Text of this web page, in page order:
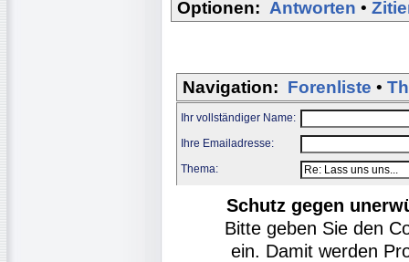
Optionen: Antworten •
Navigation: Forenliste •
Ihr vollständiger Name:
Ihre Emailadresse:
Thema:
Schutz gegen
Bitte geben Sie den
ein. Damit werden